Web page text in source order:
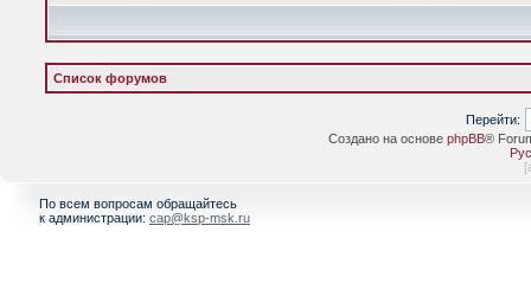
Список форумов
Перейти:
Создано на основе phpBB®
[
По всем вопросам обращайтесь
к администрации: cap@ksp-msk.ru